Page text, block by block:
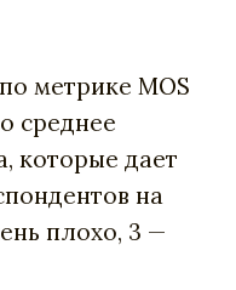
метрике MOS
среднее
которые дает
на
плохо, 3 —